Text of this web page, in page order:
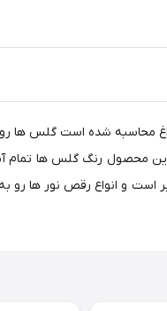
با نور آیس مناسب برای پراید 111 و 132
محصول رنگ گلس ها تمام